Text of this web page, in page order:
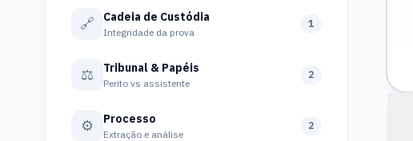
🔗 Cadeia de Custódia
Integridade da prova
1
⚖️ Tribunal & Papéis
Perito vs assistente
2
⚙️ Processo
Extração e análise
2